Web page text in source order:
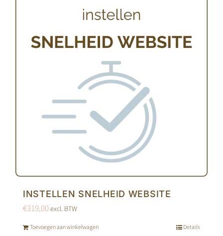
INSTELLEN SNELHEID WEBSITE
€319,00excl. BTW
Toevoegen aan winkelwagen Details